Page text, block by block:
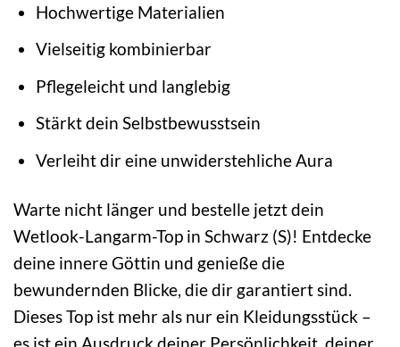
Hochwertige Materialien
Vielseitig kombinierbar
Pflegeleicht und langlebig
Stärkt dein Selbstbewusstsein
Verleiht dir eine unwiderstehliche Aura
Warte nicht länger und bestelle jetzt dein
Wetlook-Langarm-Top in Schwarz (S)! Entdecke
deine innere Göttin und genieße die
bewundernden Blicke, die dir garantiert sind.
Dieses Top ist mehr als nur ein Kleidungsstück –
es ist ein Ausdruck deiner Persönlichkeit, deiner